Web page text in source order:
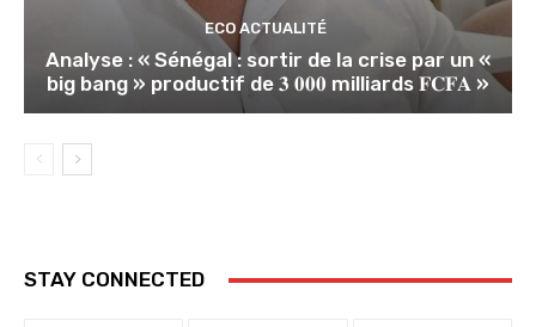
ECO ACTUALITÉ
Analyse : « Sénégal : sortir de la crise par un «
big bang » productif de 𝟑 𝟎𝟎𝟎 milliards 𝐅𝐂𝐅𝐀 »
STAY CONNECTED